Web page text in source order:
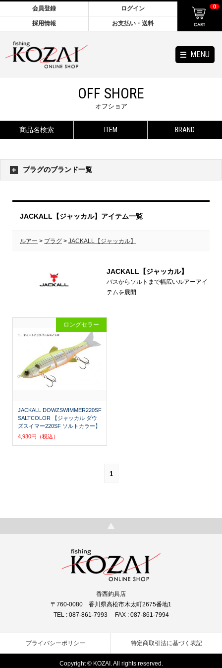
MENU
会員登録 ログイン
採用情報 お支払い・送料
0
OFF SHORE
オフショア
商品名検索 ITEM BRAND
プラグのブランド一覧
JACKALL【ジャッカル】アイテム一覧
ルアー > プラグ > JACKALL【ジャッカル】
JACKALL【ジャッカル】
バスからソルトまで幅広いルアーアイ
テムを展開
JACKALL DOWZSWIMMER220SF
SALTCOLOR 【ジャッカル ダウ
ズスイマー220SF ソルトカラー】
4,930円（税込）
ロングセラー
1
香西釣具店
〒760-0080 香川県高松市木太町2675番地1
TEL : 087-861-7993 FAX : 087-861-7994
プライバシーポリシー 特定商取引法に基づく表記
Copyright © KOZAI. All rights reserved.